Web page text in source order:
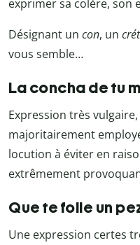
exprimer sa colère, son
Désignant un con, un
vous semble…
La concha de tu
Expression très vulgaire,
majoritairement
locution à éviter en
extrêmement
Que te folle un
Une expression certes